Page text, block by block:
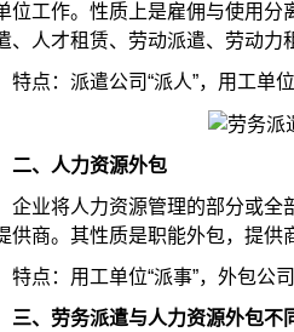
位工作。性质上是雇佣与使用
、人才租赁、劳动派遣、劳动力
：派遣公司“派人”，用工单位
二、 人力资源外包
业将人力资源管理的部分或全部
供商。其性质是职能外包，提供
：用工单位“派事”，外包公司
三、劳务派遣与人力资源外包不